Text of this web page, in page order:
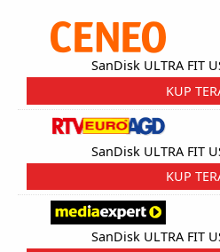
SanDisk ULTRA FIT
KUP
SanDisk ULTRA FIT
KUP
SanDisk ULTRA FIT